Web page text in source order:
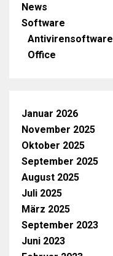
News
Software
Antivirensoftware
Office
Januar 2026
November 2025
Oktober 2025
September 2025
August 2025
Juli 2025
März 2025
September 2023
Juni 2023